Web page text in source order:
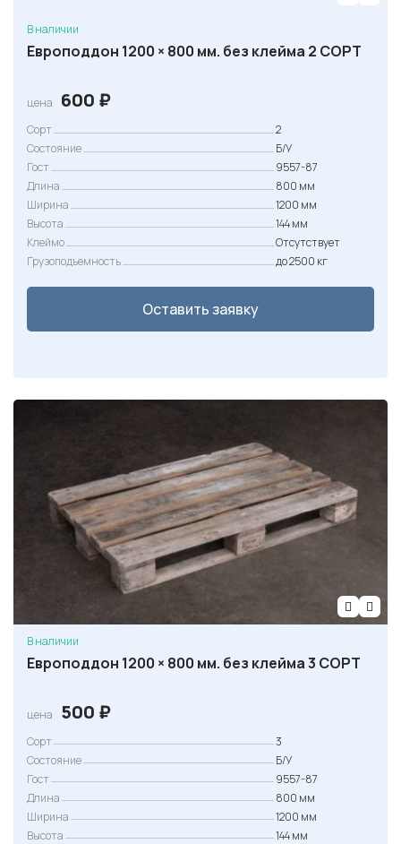
В наличии
Европоддон 1200 × 800 мм. без клейма 2 СОРТ
цена 600 ₽
Сорт
2
Состояние
Б/У
Гост
9557-87
Длина
800 мм
Ширина
1200 мм
Высота
144 мм
Клеймо
Отсутствует
Грузоподъемность
до 2500 кг
Оставить заявку
В наличии
Европоддон 1200 × 800 мм. без клейма 3 СОРТ
цена 500 ₽
Сорт
3
Состояние
Б/У
Гост
9557-87
Длина
800 мм
Ширина
1200 мм
Высота
144 мм